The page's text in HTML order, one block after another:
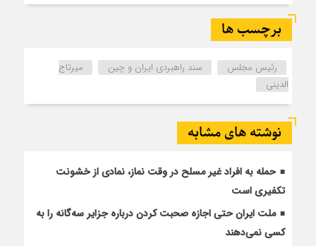
برچسب ها
رئیس مجلس سند راهبردی ایران و چین
میرتاج
الدینی
نوشته های مشابه
حمله به افراد غیر مسلح در وقت نماز، نمادی از خشونت
تکفیری است
ملت ایران حتی اجازه صحبت کردن درباره جزایر سه‌گانه‌ را به
کسی نمی‌دهند